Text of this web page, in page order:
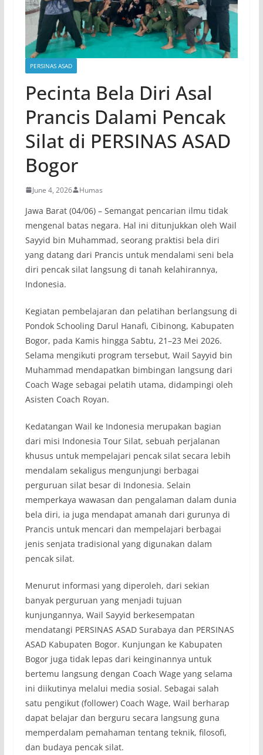
PERSINAS ASAD
Pecinta Bela Diri Asal
Prancis Dalami Pencak
Silat di PERSINAS ASAD
Bogor
June 4, 2026 Humas
Jawa Barat (04/06) – Semangat pencarian ilmu tidak
mengenal batas negara. Hal ini ditunjukkan oleh Wail
Sayyid bin Muhammad, seorang praktisi bela diri
yang datang dari Prancis untuk mendalami seni bela
diri pencak silat langsung di tanah kelahirannya,
Indonesia.
Kegiatan pembelajaran dan pelatihan berlangsung di
Pondok Schooling Darul Hanafi, Cibinong, Kabupaten
Bogor, pada Kamis hingga Sabtu, 21–23 Mei 2026.
Selama mengikuti program tersebut, Wail Sayyid bin
Muhammad mendapatkan bimbingan langsung dari
Coach Wage sebagai pelatih utama, didampingi oleh
Asisten Coach Royan.
Kedatangan Wail ke Indonesia merupakan bagian
dari misi Indonesia Tour Silat, sebuah perjalanan
khusus untuk mempelajari pencak silat secara lebih
mendalam sekaligus mengunjungi berbagai
perguruan silat besar di Indonesia. Selain
memperkaya wawasan dan pengalaman dalam dunia
bela diri, ia juga mendapat amanah dari gurunya di
Prancis untuk mencari dan mempelajari berbagai
jenis senjata tradisional yang digunakan dalam
pencak silat.
Menurut informasi yang diperoleh, dari sekian
banyak perguruan yang menjadi tujuan
kunjungannya, Wail Sayyid berkesempatan
mendatangi PERSINAS ASAD Surabaya dan PERSINAS
ASAD Kabupaten Bogor. Kunjungan ke Kabupaten
Bogor juga tidak lepas dari keinginannya untuk
bertemu langsung dengan Coach Wage yang selama
ini diikutinya melalui media sosial. Sebagai salah
satu pengikut (follower) Coach Wage, Wail berharap
dapat belajar dan berguru secara langsung guna
memperdalam pemahaman tentang teknik, filosofi,
dan budaya pencak silat.